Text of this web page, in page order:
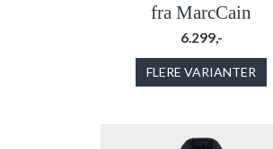
fra MarcCain
6.299,-
FLERE VARIANTER